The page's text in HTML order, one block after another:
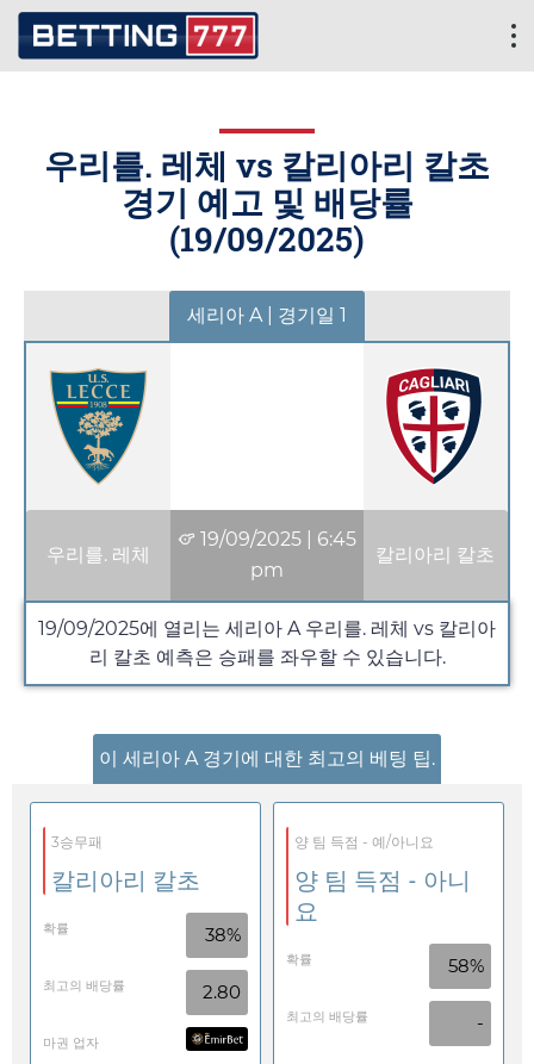
우리를. 레체 vs 칼리아리 칼초
경기 예고 및 배당률
(19/09/2025)
세리아 A | 경기일 1
우리를. 레체
19/09/2025| 6:45
pm
칼리아리 칼초
19/09/2025에 열리는 세리아 A 우리를. 레체 vs 칼리아
리 칼초 예측은 승패를 좌우할 수 있습니다.
이 세리아 A 경기에 대한 최고의 베팅 팁.
3승무패
칼리아리 칼초
확률 38%
최고의 배당률 2.80
마권 업자
양 팀 득점 - 예/아니요
양 팀 득점 - 아니
요
확률 58%
최고의 배당률 -